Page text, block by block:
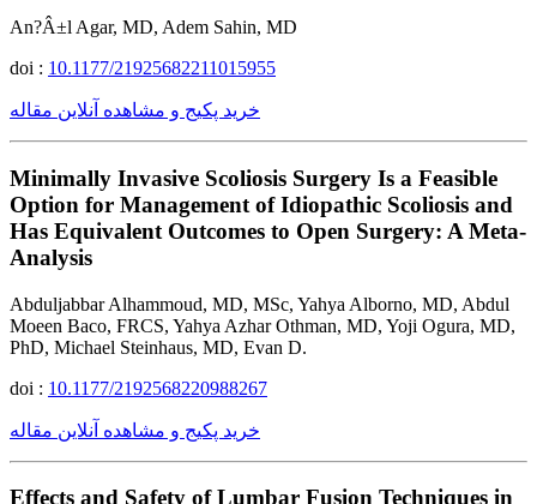
An?Â±l Agar, MD, Adem Sahin, MD
doi : 10.1177/21925682211015955
خرید پکیج و مشاهده آنلاین مقاله
Minimally Invasive Scoliosis Surgery Is a Feasible
Option for Management of Idiopathic Scoliosis and
Has Equivalent Outcomes to Open Surgery: A Meta-
Analysis
Abduljabbar Alhammoud, MD, MSc, Yahya Alborno, MD, Abdul
Moeen Baco, FRCS, Yahya Azhar Othman, MD, Yoji Ogura, MD,
PhD, Michael Steinhaus, MD, Evan D.
doi : 10.1177/2192568220988267
خرید پکیج و مشاهده آنلاین مقاله
Effects and Safety of Lumbar Fusion Techniques in